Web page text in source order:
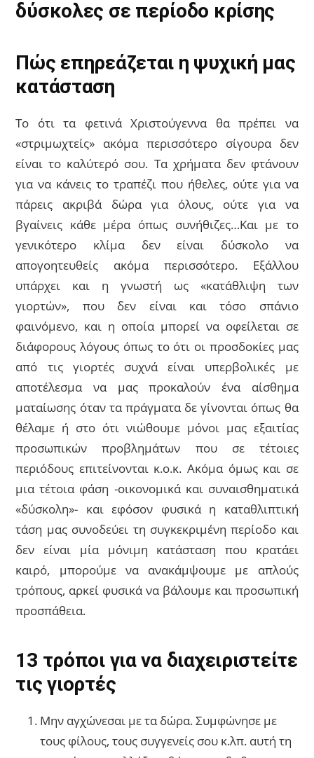
δύσκολες σε περίοδο κρίσης
Πώς επηρεάζεται η ψυχική μας
κατάσταση
Το ότι τα φετινά Χριστούγεννα θα πρέπει να
«στριμωχτείς» ακόμα περισσότερο σίγουρα δεν
είναι το καλύτερό σου. Τα χρήματα δεν φτάνουν
για να κάνεις το τραπέζι που ήθελες, ούτε για να
πάρεις ακριβά δώρα για όλους, ούτε για να
βγαίνεις κάθε μέρα όπως συνήθιζες…Και με το
γενικότερο κλίμα δεν είναι δύσκολο να
απογοητευθείς ακόμα περισσότερο. Εξάλλου
υπάρχει και η γνωστή ως «κατάθλιψη των
γιορτών», που δεν είναι και τόσο σπάνιο
φαινόμενο, και η οποία μπορεί να οφείλεται σε
διάφορους λόγους όπως το ότι οι προσδοκίες μας
από τις γιορτές συχνά είναι υπερβολικές με
αποτέλεσμα να μας προκαλούν ένα αίσθημα
ματαίωσης όταν τα πράγματα δε γίνονται όπως θα
θέλαμε ή στο ότι νιώθουμε μόνοι μας εξαιτίας
προσωπικών προβλημάτων που σε τέτοιες
περιόδους επιτείνονται κ.ο.κ. Ακόμα όμως και σε
μια τέτοια φάση -οικονομικά και συναισθηματικά
«δύσκολη»- και εφόσον φυσικά η καταθλιπτική
τάση μας συνοδεύει τη συγκεκριμένη περίοδο και
δεν είναι μία μόνιμη κατάσταση που κρατάει
καιρό, μπορούμε να ανακάμψουμε με απλούς
τρόπους, αρκεί φυσικά να βάλουμε και προσωπική
προσπάθεια.
13 τρόποι για να διαχειριστείτε
τις γιορτές
Μην αγχώνεσαι με τα δώρα. Συμφώνησε με
τους φίλους, τους συγγενείς σου κ.λπ. αυτή τη